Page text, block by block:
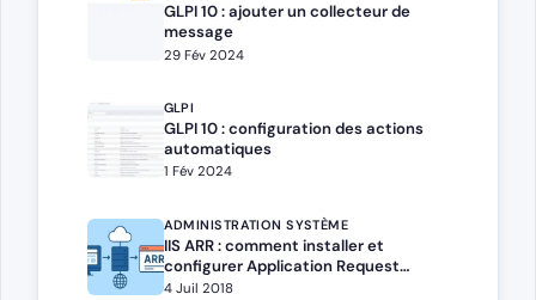
GLPI 10 : ajouter un collecteur de
message
29 Fév 2024
GLPI
GLPI 10 : configuration des actions
automatiques
1 Fév 2024
ADMINISTRATION SYSTÈME
IIS ARR : comment installer et
configurer Application Request
Routing
4 Juil 2018